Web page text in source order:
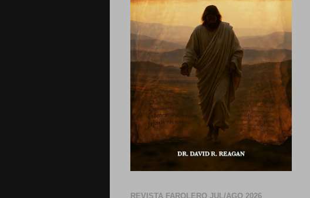
REVISTA FAROLERO JUL/AGO 2026